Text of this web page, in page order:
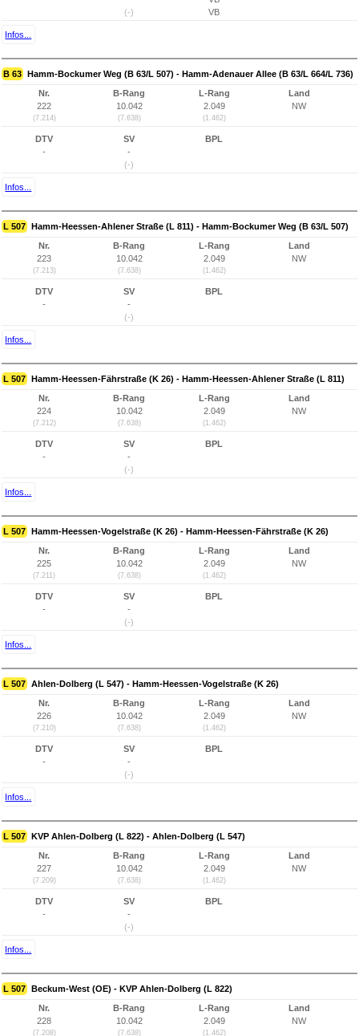
(-)
VB
Infos...
B 63 Hamm-Bockumer Weg (B 63/L 507) - Hamm-Adenauer Allee (B 63/L 664/L 736)
Nr.
222
(7.214)
B-Rang
10.042
(7.638)
L-Rang
2.049
(1.462)
Land
NW
DTV
-
SV
-
(-)
BPL
Infos...
L 507 Hamm-Heessen-Ahlener Straße (L 811) - Hamm-Bockumer Weg (B 63/L 507)
Nr.
223
(7.213)
B-Rang
10.042
(7.638)
L-Rang
2.049
(1.462)
Land
NW
DTV
-
SV
-
(-)
BPL
Infos...
L 507 Hamm-Heessen-Fährstraße (K 26) - Hamm-Heessen-Ahlener Straße (L 811)
Nr.
224
(7.212)
B-Rang
10.042
(7.638)
L-Rang
2.049
(1.462)
Land
NW
DTV
-
SV
-
(-)
BPL
Infos...
L 507 Hamm-Heessen-Vogelstraße (K 26) - Hamm-Heessen-Fährstraße (K 26)
Nr.
225
(7.211)
B-Rang
10.042
(7.638)
L-Rang
2.049
(1.462)
Land
NW
DTV
-
SV
-
(-)
BPL
Infos...
L 507 Ahlen-Dolberg (L 547) - Hamm-Heessen-Vogelstraße (K 26)
Nr.
226
(7.210)
B-Rang
10.042
(7.638)
L-Rang
2.049
(1.462)
Land
NW
DTV
-
SV
-
(-)
BPL
Infos...
L 507 KVP Ahlen-Dolberg (L 822) - Ahlen-Dolberg (L 547)
Nr.
227
(7.209)
B-Rang
10.042
(7.638)
L-Rang
2.049
(1.462)
Land
NW
DTV
-
SV
-
(-)
BPL
Infos...
L 507 Beckum-West (OE) - KVP Ahlen-Dolberg (L 822)
Nr.
228
(7.208)
B-Rang
10.042
(7.638)
L-Rang
2.049
(1.462)
Land
NW